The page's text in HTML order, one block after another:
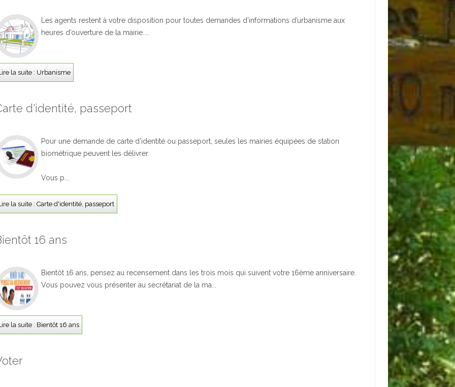
Les agents restent à votre disposition pour toutes demandes d’informations d’urbanisme aux
heures d’ouverture de la mairie....
la suite : Urbanisme
d'identité, passeport
Pour une demande de carte d’identité ou passeport, seules les mairies équipées de station
biométrique peuvent les délivrer.
Vous p...
la suite : Carte d'identité, passeport
16 ans
Bientôt 16 ans, pensez au recensement dans les trois mois qui suivent votre 16ème anniversaire.
Vous pouvez vous présenter au secrétariat de la ma...
la suite : Bientôt 16 ans